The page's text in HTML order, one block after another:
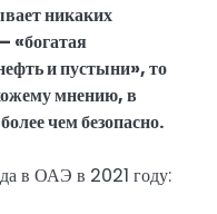
никаких
«богатая
и пустыни», то
мнению, в
чем безопасно.
в ОАЭ в 2021 году: